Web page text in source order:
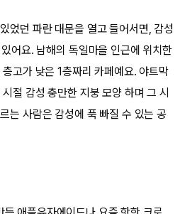
었던 파란 대문을 열고 들어서면, 감성
있어요. 남해의 독일마을 인근에 위치한
고가 낮은 1층짜리 카페예요. 야트막
절 감성 충만한 지붕 모양 하며 그 시
는 사람은 감성에 푹 빠질 수 있는 공